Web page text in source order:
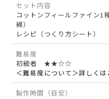
セット内容
コットンフィールファイン1
綿）
レシピ（つくり方シート）
難易度
初級者 ★★☆☆
＜難易度について＞詳しくは
製作時間（目安）